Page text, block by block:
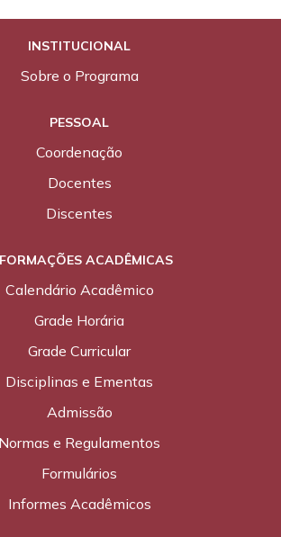
INSTITUCIONAL
Sobre o Programa
PESSOAL
Coordenação
Docentes
Discentes
ACADÊMICAS
Calendário Acadêmico
Grade Horária
Grade Curricular
Disciplinas e Ementas
Admissão
Normas e Regulamentos
Formulários
Informes Acadêmicos